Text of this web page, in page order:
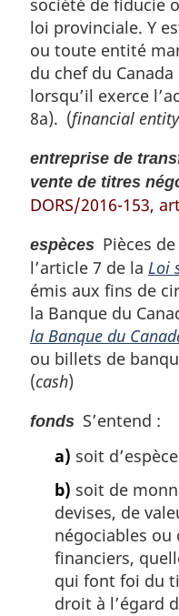
société de fiducie
loi provinciale. Y
ou toute entité
du chef du
lorsqu’il exerce
8a). (financial entity
entreprise de
vente de titres
DORS/2016-153,
espèces Pièces
l’article 7 de la Loi
émis aux fins de
la Banque du
la Banque du
ou billets de
(cash)
fonds S’entend :
a) soit
b) soit de
devises, de
négociables ou
financiers,
qui font foi du
droit à l’égard